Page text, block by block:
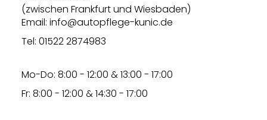
(zwischen Frankfurt und Wiesbaden)
Email: info@autopflege-kunic.de
Tel: 01522 2874983
Mo-Do: 8:00 - 12:00 & 13:00 - 17:00
Fr: 8:00 - 12:00 & 14:30 - 17:00